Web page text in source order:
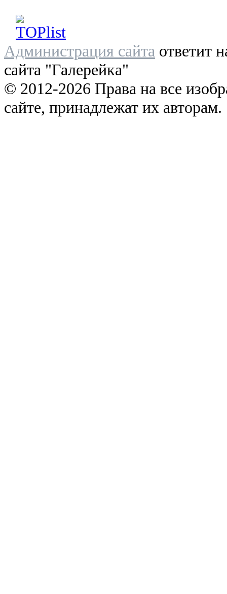
Администрация сайта ответит
сайта "Галерейка"
© 2012-2026 Права на все
сайте, принадлежат их авторам.